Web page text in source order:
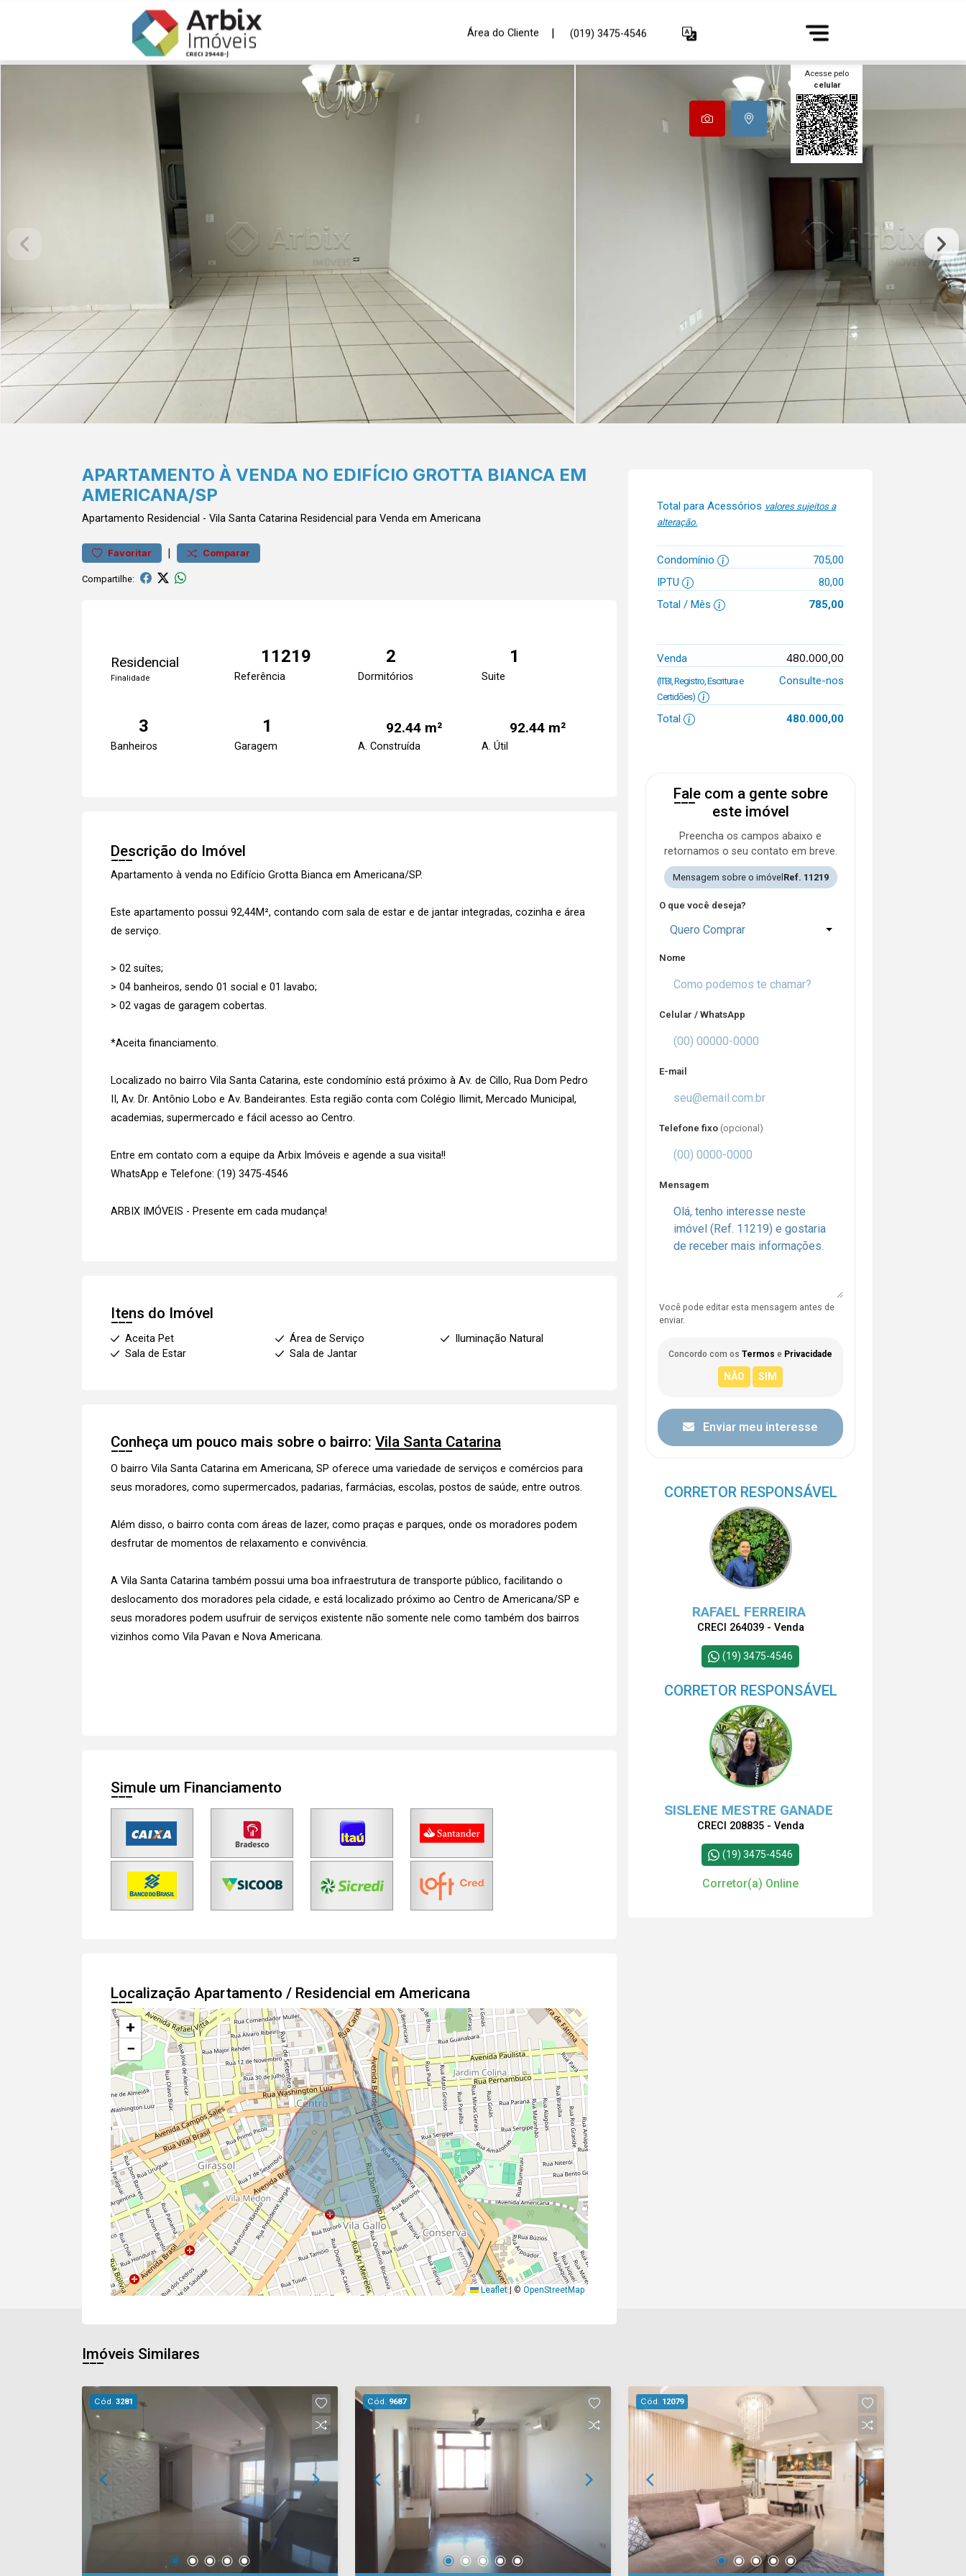
Área do Cliente | (019) 3475-4546
Acesse pelo
celular
APARTAMENTO À VENDA NO EDIFÍCIO GROTTA BIANCA EM
AMERICANA/SP
Apartamento Residencial - Vila Santa Catarina Residencial para Venda em Americana
Favoritar | Comparar
Compartilhe:
Residencial
Finalidade
11219
Referência
2
Dormitórios
1
Suite
3
Banheiros
1
Garagem
92.44 m²
A. Construída
92.44 m²
A. Útil
Descrição do Imóvel
Apartamento à venda no Edifício Grotta Bianca em Americana/SP.
Este apartamento possui 92,44M², contando com sala de estar e de jantar integradas, cozinha e área
de serviço.
> 02 suítes;
> 04 banheiros, sendo 01 social e 01 lavabo;
> 02 vagas de garagem cobertas.
*Aceita financiamento.
Localizado no bairro Vila Santa Catarina, este condomínio está próximo à Av. de Cillo, Rua Dom Pedro
II, Av. Dr. Antônio Lobo e Av. Bandeirantes. Esta região conta com Colégio Ilimit, Mercado Municipal,
academias, supermercado e fácil acesso ao Centro.
Entre em contato com a equipe da Arbix Imóveis e agende a sua visita!!
WhatsApp e Telefone: (19) 3475-4546
ARBIX IMÓVEIS - Presente em cada mudança!
Itens do Imóvel
Aceita Pet Área de Serviço
Iluminação Natural
Sala de Estar
Sala de Jantar
Conheça um pouco mais sobre o bairro: Vila Santa Catarina
O bairro Vila Santa Catarina em Americana, SP oferece uma variedade de serviços e comércios para
seus moradores, como supermercados, padarias, farmácias, escolas, postos de saúde, entre outros.
Além disso, o bairro conta com áreas de lazer, como praças e parques, onde os moradores podem
desfrutar de momentos de relaxamento e convivência.
A Vila Santa Catarina também possui uma boa infraestrutura de transporte público, facilitando o
deslocamento dos moradores pela cidade, e está localizado próximo ao Centro de Americana/SP e
seus moradores podem usufruir de serviços existente não somente nele como também dos bairros
vizinhos como Vila Pavan e Nova Americana.
Simule um Financiamento
Localização Apartamento / Residencial em Americana
+
−
Leaflet |© OpenStreetMap
Total para Acessórios valores sujeitos a
alteração.
Condomínio
705,00
IPTU
80,00
Total / Mês
785,00
Venda 480.000,00
(ITBI, Registro, Escritura e
Certidões)
Consulte-nos
Total 480.000,00
Fale com a gente sobre
este imóvel
Preencha os campos abaixo e
retornamos o seu contato em breve.
Mensagem sobre o imóvel Ref. 11219
O que você deseja?
Quero Comprar
Nome
Celular / WhatsApp
E-mail
Telefone fixo (opcional)
Mensagem
Você pode editar esta mensagem antes de
enviar.
Concordo com os Termos e Privacidade
Enviar meu interesse
CORRETOR RESPONSÁVEL
RAFAEL FERREIRA
CRECI 264039 - Venda
(19) 3475-4546
CORRETOR RESPONSÁVEL
SISLENE MESTRE GANADE
CRECI 208835 - Venda
(19) 3475-4546
Corretor(a) Online
Imóveis Similares
Cód. 3281 Cód. 9687 Cód. 12079